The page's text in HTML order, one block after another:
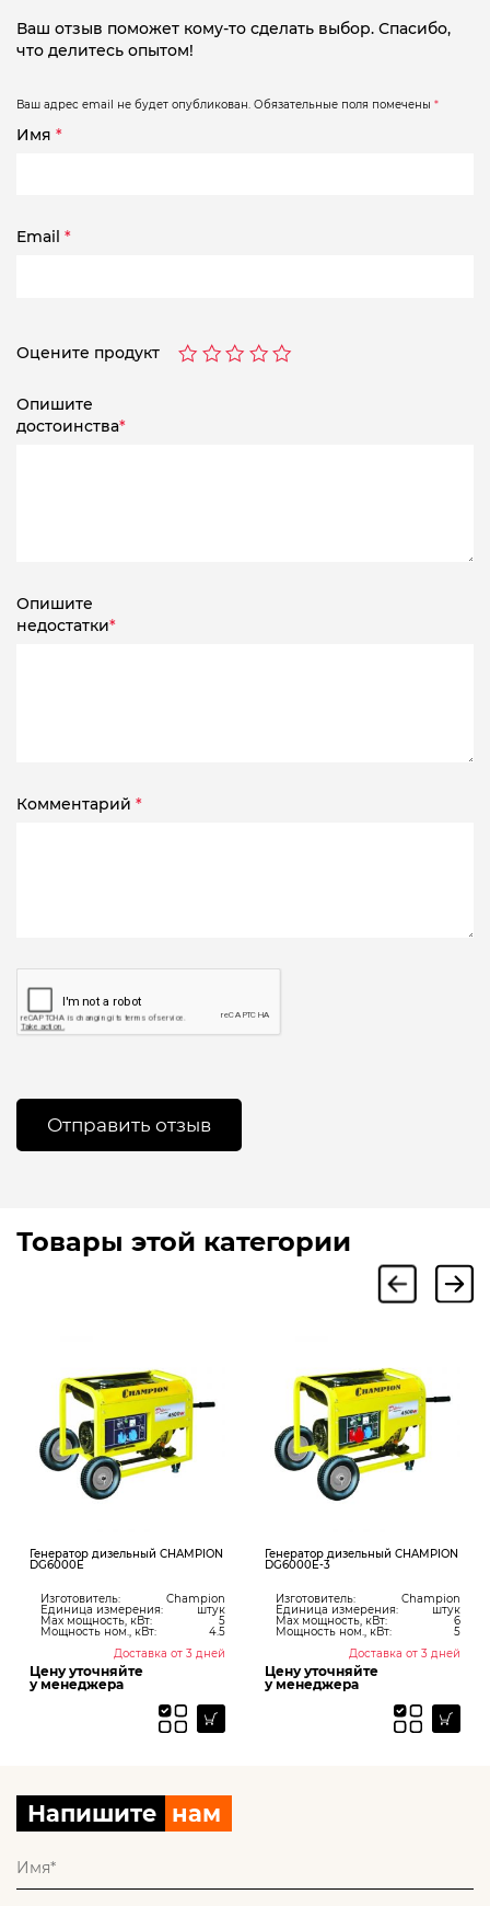
Ваш отзыв поможет кому-то сделать выбор. Спасибо,
что делитесь опытом!
Ваш адрес email не будет опубликован. Обязательные поля помечены *
Имя *
Email *
Оцените продукт
Опишите
достоинства*
Опишите
недостатки*
Комментарий *
Товары этой категории
Генератор дизельный CHAMPION
DG6000E
Изготовитель: Champion
Единица измерения: штук
Max мощность, кВт: 5
Мощность ном., кВт:
4.5
Доставка от 3 дней
Цену уточняйте
у менеджера
Генератор дизельный CHAMPION
DG6000E-3
Изготовитель: Champion
Единица измерения: штук
Max мощность, кВт: 6
Мощность ном., кВт:
5
Доставка от 3 дней
Цену уточняйте
у менеджера
Напишите нам